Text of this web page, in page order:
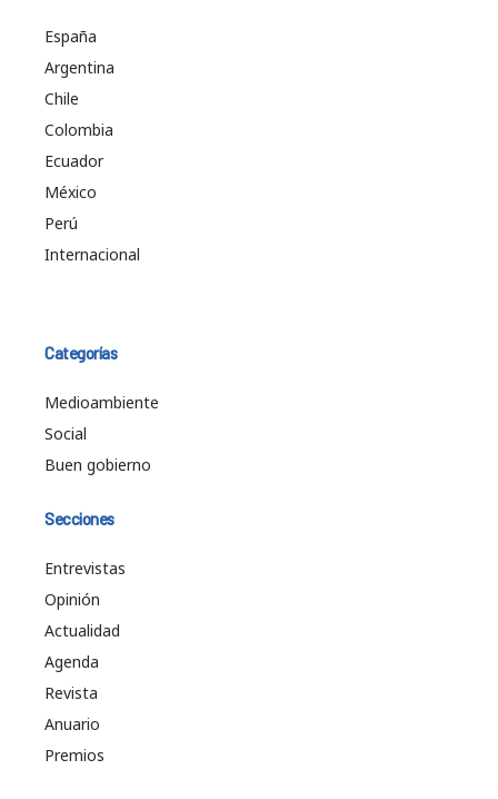
España
Argentina
Chile
Colombia
Ecuador
México
Perú
Internacional
Categorías
Medioambiente
Social
Buen gobierno
Secciones
Entrevistas
Opinión
Actualidad
Agenda
Revista
Anuario
Premios